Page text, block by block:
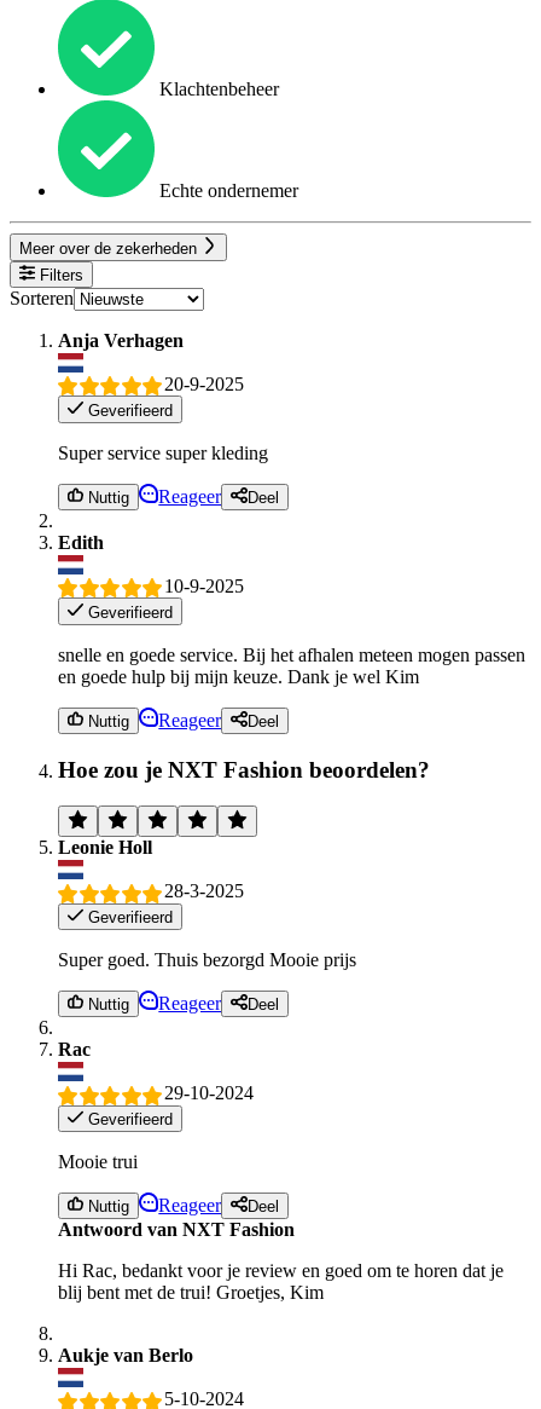
Klachtenbeheer
Echte ondernemer
Meer over de zekerheden
Filters
Sorteren
Anja Verhagen
20-9-2025
Geverifieerd
Super service super kleding
Nuttig Reageer Deel
Edith
10-9-2025
Geverifieerd
snelle en goede service. Bij het afhalen meteen mogen passen
en goede hulp bij mijn keuze. Dank je wel Kim
Nuttig Reageer Deel
Hoe zou je NXT Fashion beoordelen?
Leonie Holl
28-3-2025
Geverifieerd
Super goed. Thuis bezorgd Mooie prijs
Nuttig Reageer Deel
Rac
29-10-2024
Geverifieerd
Mooie trui
Nuttig Reageer Deel
Antwoord van NXT Fashion
Hi Rac, bedankt voor je review en goed om te horen dat je
blij bent met de trui! Groetjes, Kim
Aukje van Berlo
5-10-2024